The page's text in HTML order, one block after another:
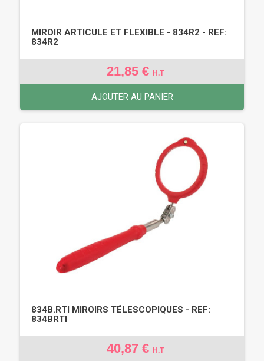
MIROIR ARTICULE ET FLEXIBLE - 834R2 - REF:
834R2
21,85 € H.T
AJOUTER AU PANIER
834B.RTI MIROIRS TÉLESCOPIQUES - REF:
834BRTI
40,87 € H.T